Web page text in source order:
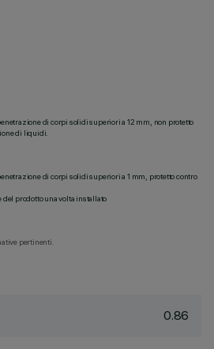
di corpi solidi superiori a 12 mm, non protetto
di liquidi.
di corpi solidi superiori a 1 mm, protetto contro
prodotto una volta installato
pertinenti.
0.86